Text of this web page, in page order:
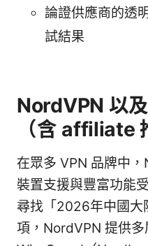
論證供應商的透
試結果
NordVPN 以
（含 affiliate
在眾多 VPN 品牌中
裝置支援與豐富功能
尋找「2026年中國大
項，NordVPN 提供